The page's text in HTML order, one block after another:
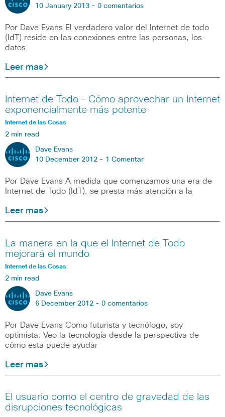
10 January 2013 - 0 comentarios
Por Dave Evans El verdadero valor del Internet de todo
(IdT) reside en las conexiones entre las personas, los
datos
Leer mas
Internet de Todo – Cómo aprovechar un Internet
exponencialmente más potente
Internet de las Cosas
2 min read
Dave Evans
10 December 2012 - 1 Comentar
Por Dave Evans A medida que comenzamos una era de
Internet de Todo (IdT), se presta más atención a la
Leer mas
La manera en la que el Internet de Todo
mejorará el mundo
Internet de las Cosas
2 min read
Dave Evans
6 December 2012 - 0 comentarios
Por Dave Evans Como futurista y tecnólogo, soy
optimista. Veo la tecnología desde la perspectiva de
cómo esta puede ayudar
Leer mas
El usuario como el centro de gravedad de las
disrupciones tecnológicas